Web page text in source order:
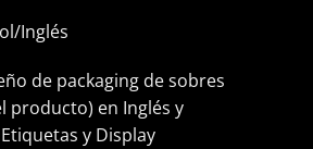
Inglés
de packaging de sobres
producto) en Inglés y
y Display